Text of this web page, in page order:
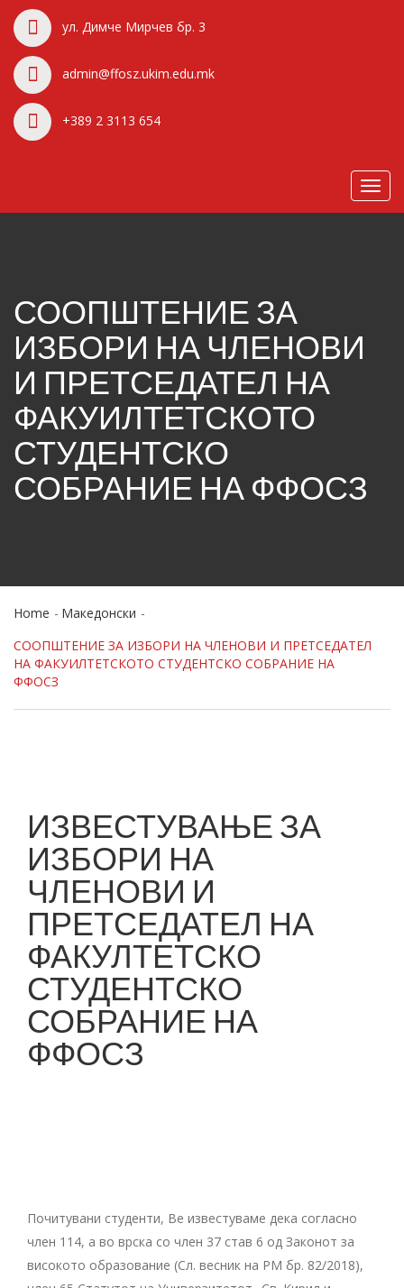
ул. Димче Мирчев бр. 3
admin@ffosz.ukim.edu.mk
+389 2 3113 654
СООПШТЕНИЕ ЗА
ИЗБОРИ НА ЧЛЕНОВИ
И ПРЕТСЕДАТЕЛ НА
ФАКУИЛТЕТСКОТО
СТУДЕНТСКО
СОБРАНИЕ НА ФФОСЗ
Home
Македонски
СООПШТЕНИЕ ЗА ИЗБОРИ НА ЧЛЕНОВИ И ПРЕТСЕДАТЕЛ
НА ФАКУИЛТЕТСКОТО СТУДЕНТСКО СОБРАНИЕ НА
ФФОСЗ
ИЗВЕСТУВАЊЕ ЗА
ИЗБОРИ НА
ЧЛЕНОВИ И
ПРЕТСЕДАТЕЛ НА
ФАКУЛТЕТСКО
СТУДЕНТСКО
СОБРАНИЕ НА
ФФОСЗ
Почитувани студенти, Ве известуваме дека согласно
член 114, а во врска со член 37 став 6 од Законот за
високото образование (Сл. весник на РМ бр. 82/2018),